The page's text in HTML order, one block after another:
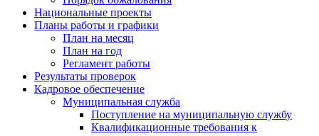
Национальные проекты
Планы работы и графики
План на месяц
План на год
Регламент работы
Результаты проверок
Кадровое обеспечение
Муниципальная служба
Поступление на муниципальную службу
Квалификационные требования к